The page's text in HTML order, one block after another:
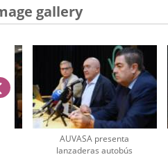
gallery
AUVASA presenta
lanzaderas autobús
previus